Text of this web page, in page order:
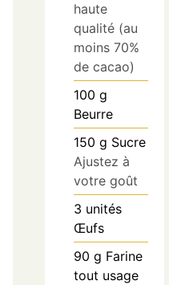
haute
qualité (au
moins 70%
de cacao)
100 g
Beurre
150 g Sucre
Ajustez à
votre goût
3 unités
Œufs
90 g Farine
tout usage